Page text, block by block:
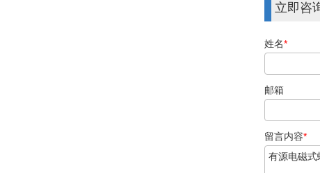
立即咨
姓名*
邮箱
留言内容*